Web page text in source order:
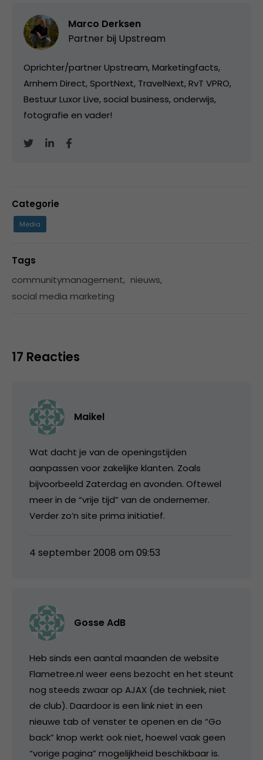
Marco Derksen
Partner bij Upstream
Oprichter/partner Upstream, Marketingfacts,
Arnhem Direct, SportNext, TravelNext, RvT VPRO,
Bestuur Luxor Live, social business, onderwijs,
fotografie en vader!
Categorie
Media
Tags
communitymanagement, nieuws,
social media marketing
17 Reacties
Maikel
Wat dacht je van de openingstijden
aanpassen voor zakelijke klanten. Zoals
bijvoorbeeld Zaterdag en avonden. Oftewel
meer in de “vrije tijd” van de ondernemer.
Verder zo’n site prima initiatief.
4 september 2008 om 09:53
Gosse AdB
Heb sinds een aantal maanden de website
Flametree.nl weer eens bezocht en het steunt
nog steeds zwaar op AJAX (de techniek, niet
de club). Daardoor is een link niet in een
nieuwe tab of venster te openen en de “Go
back” knop werkt ook niet, hoewel vaak geen
“vorige pagina” mogelijkheid beschikbaar is.